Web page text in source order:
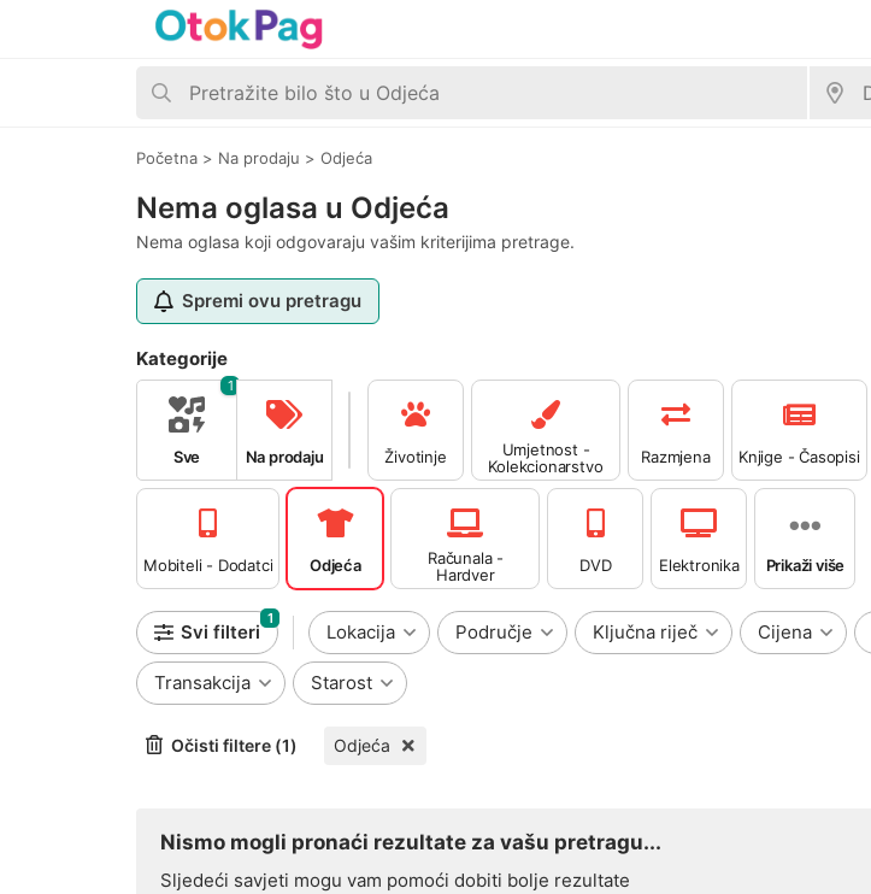
Početna > Na prodaju > Odjeća
Nema oglasa u Odjeća
Nema oglasa koji odgovaraju vašim kriterijima pretrage.
Spremi ovu pretragu
Kategorije
Sve
1
Na prodaju Životinje
Umjetnost -
Kolekcionarstvo
Razmjena Knjige - Časopisi
Mobiteli - Dodatci Odjeća
Računala -
Hardver
DVD Elektronika Prikaži više
Svi filteri
1
Lokacija Područje Ključna riječ Cijena
Transakcija Starost
Očisti filtere (1) Odjeća
Nismo mogli pronaći rezultate za vašu pretragu...
Sljedeći savjeti mogu vam pomoći dobiti bolje rezultate